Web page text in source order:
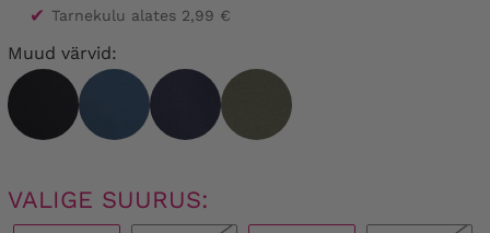
✔ Tarnekulu alates 2,99 €
Muud värvid:
VALIGE SUURUS: